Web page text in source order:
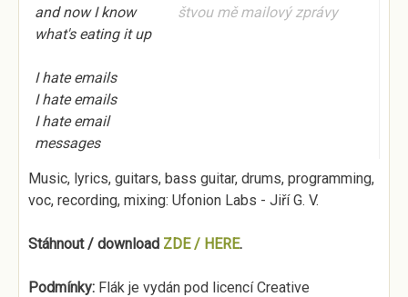
and now I know
what's eating it up
I hate emails
I hate emails
I hate email
messages
štvou mě mailový zprávy
Music, lyrics, guitars, bass guitar, drums, programming,
voc, recording, mixing: Ufonion Labs - Jiří G. V.
Stáhnout / download ZDE / HERE.
Podmínky: Flák je vydán pod licencí Creative